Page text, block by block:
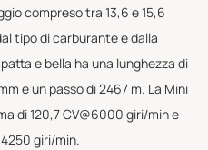
compreso tra 13,6 e 15,6
tipo di carburante e dalla
e bella ha una lunghezza di
e un passo di 2467 m. La Mini
di 120,7 CV@6000 giri/min e
giri/min.